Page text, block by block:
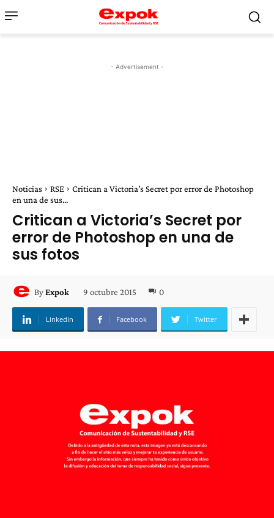
- Advertisement -
Noticias RSE
Critican a Victoria's Secret por error de Photoshop
en una de sus...
Critican a Victoria’s Secret por
error de Photoshop en una de
sus fotos
ByExpok 9 octubre 2015 0
Linkedin Facebook Twitter